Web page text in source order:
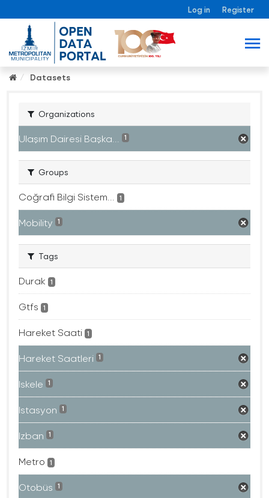
Log in Register
Datasets
Organizations
Ulaşım Dairesi Başka... 1
Groups
Coğrafi Bilgi Sistem... 1
Mobility 1
Tags
Durak 1
Gtfs 1
Hareket Saati 1
Hareket Saatleri 1
Iskele 1
Istasyon 1
Izban 1
Metro 1
Otobüs 1